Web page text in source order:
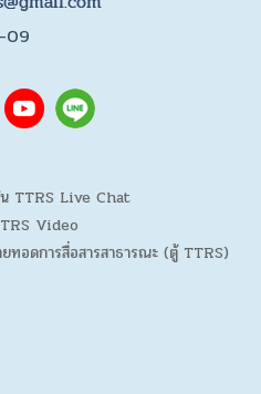
09
TTRS Live Chat
Video
ทอดการสื่อสารสาธารณะ (ตู้ TTRS)